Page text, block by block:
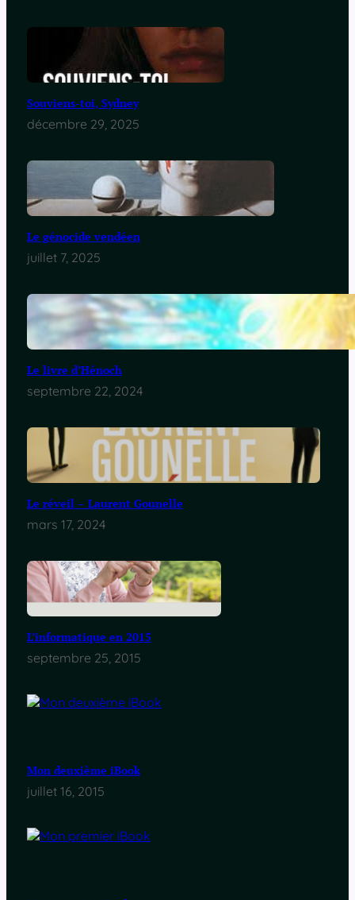
Souviens-toi, Sydney
décembre 29, 2025
Le génocide vendéen
juillet 7, 2025
Le livre d’Hénoch
septembre 22, 2024
Le réveil – Laurent Gounelle
mars 17, 2024
L’informatique en 2015
septembre 25, 2015
Mon deuxième iBook
juillet 16, 2015